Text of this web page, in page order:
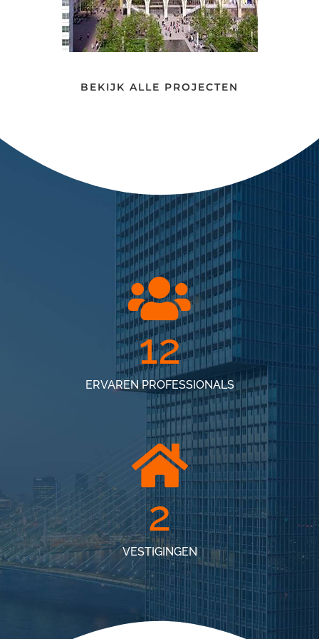
BEKIJK ALLE PROJECTEN
12
ERVAREN PROFESSIONALS
2
VESTIGINGEN